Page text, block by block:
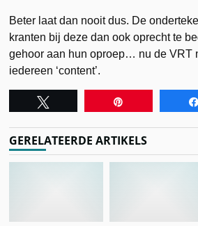
Beter laat dan nooit dus. De
kranten bij deze dan ook oprecht te
gehoor aan hun oproep… nu de VRT
iedereen ‘content’.
GERELATEERDE ARTIKELS